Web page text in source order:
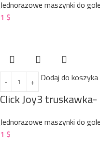
Jednorazowe maszynki do
1 $
Dodaj do koszyka
Click Joy3
Jednorazowe maszynki do
1 $